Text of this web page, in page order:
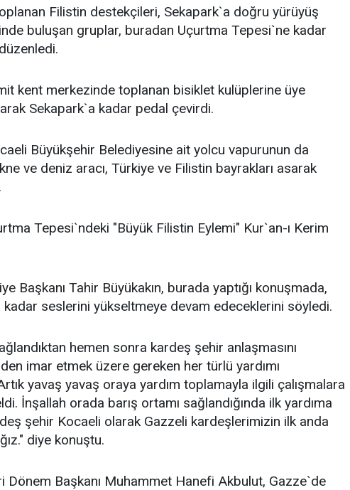
Filistin destekçileri, Sekapark`a doğru yürüyüş
buluşan gruplar, buradan Uçurtma Tepesi`ne kadar
kent merkezinde toplanan bisiklet kulüplerine üye
Sekapark`a kadar pedal çevirdi.
Büyükşehir Belediyesine ait yolcu vapurunun da
ve deniz aracı, Türkiye ve Filistin bayrakları asarak
Tepesi`ndeki "Büyük Filistin Eylemi" Kur`an-ı Kerim
Başkanı Tahir Büyükakın, burada yaptığı konuşmada,
seslerini yükseltmeye devam edeceklerini söyledi.
hemen sonra kardeş şehir anlaşmasını
imar etmek üzere gereken her türlü yardımı
yavaş yavaş oraya yardım toplamayla ilgili çalışmalara
İnşallah orada barış ortamı sağlandığında ilk yardıma
şehir Kocaeli olarak Gazzeli kardeşlerimizin ilk anda
diye konuştu.
Dönem Başkanı Muhammet Hanefi Akbulut, Gazze`de